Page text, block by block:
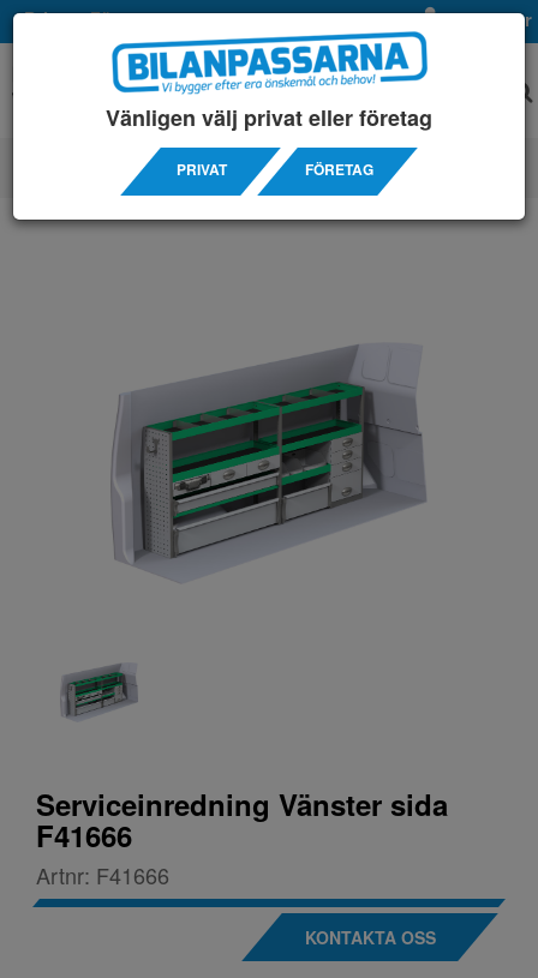
Privat Företag Mina sidor
SERVICEINREDNINGAR/ VOLKSWAGEN/ T6 3400
Serviceinredning Vänster sida
F41666
Artnr: F41666
KONTAKTA OSS
Vänligen välj privat eller företag
PRIVAT FÖRETAG